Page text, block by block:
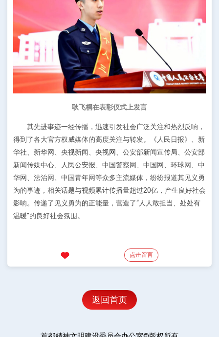
耿飞桐在表彰仪式上发言
其先进事迹一经传播，迅速引发社会广泛关注和热烈反响，
得到了各大官方权威媒体的高度关注与转发。《人民日报》、新
华社、新华网、央视新闻、央视网、公安部新闻宣传局、公安部
新闻传媒中心、人民公安报、中国警察网、中国网、环球网、中
华网、法治网、中国青年网等众多主流媒体，纷纷报道其见义勇
为的事迹，相关话题与视频累计传播量超过20亿，产生良好社会
影响。传递了见义勇为的正能量，营造了“人人敢担当、处处有
温暖”的良好社会氛围。
点击留言
返回首页